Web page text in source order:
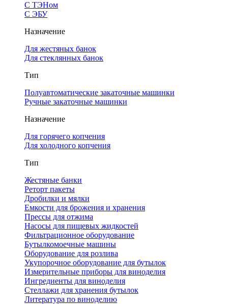
С ТЭНом
С ЭБУ
Назначение
Для жестяных банок
Для стеклянных банок
Тип
Полуавтоматические закаточные машинки
Ручные закаточные машинки
Назначение
Для горячего копчения
Для холодного копчения
Тип
Жестяные банки
Реторт пакеты
Дробилки и мялки
Емкости для брожения и хранения
Прессы для отжима
Насосы для пищевых жидкостей
Фильтрационное оборудование
Бутылкомоечные машины
Оборудование для розлива
Укупорочное оборудование для бутылок
Измерительные приборы для виноделия
Ингредиенты для виноделия
Стеллажи для хранения бутылок
Литература по виноделию